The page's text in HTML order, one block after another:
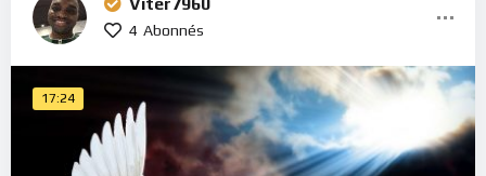
4 Abonnés
17:24